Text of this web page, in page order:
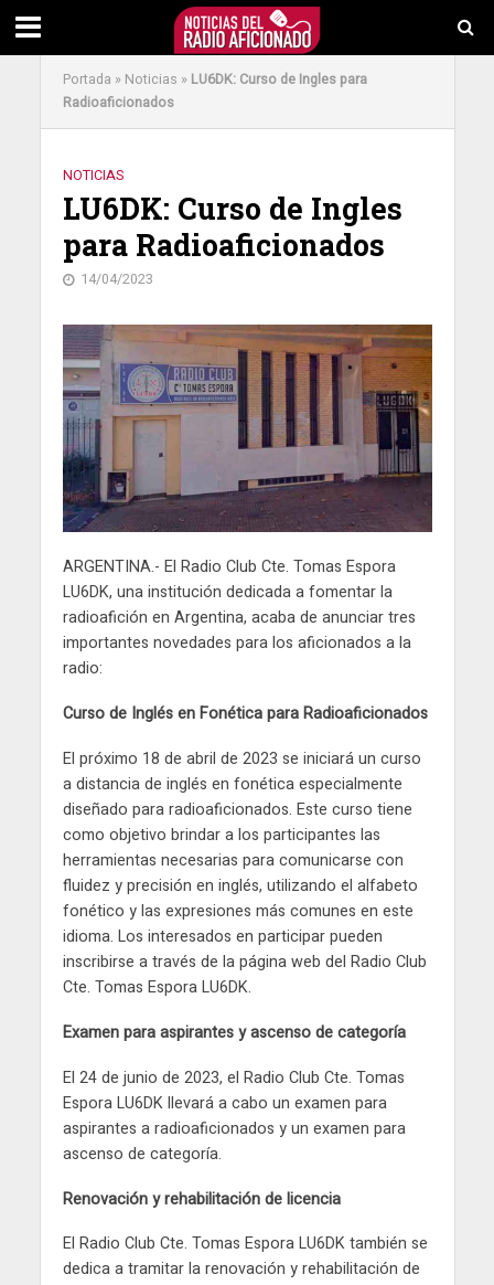
Portada » Noticias » LU6DK: Curso de Ingles para
Radioaficionados
NOTICIAS
LU6DK: Curso de Ingles
para Radioaficionados
14/04/2023
ARGENTINA.- El Radio Club Cte. Tomas Espora
LU6DK, una institución dedicada a fomentar la
radioafición en Argentina, acaba de anunciar tres
importantes novedades para los aficionados a la
radio:
Curso de Inglés en Fonética para Radioaficionados
El próximo 18 de abril de 2023 se iniciará un curso
a distancia de inglés en fonética especialmente
diseñado para radioaficionados. Este curso tiene
como objetivo brindar a los participantes las
herramientas necesarias para comunicarse con
fluidez y precisión en inglés, utilizando el alfabeto
fonético y las expresiones más comunes en este
idioma. Los interesados en participar pueden
inscribirse a través de la página web del Radio Club
Cte. Tomas Espora LU6DK.
Examen para aspirantes y ascenso de categoría
El 24 de junio de 2023, el Radio Club Cte. Tomas
Espora LU6DK llevará a cabo un examen para
aspirantes a radioaficionados y un examen para
ascenso de categoría.
Renovación y rehabilitación de licencia
El Radio Club Cte. Tomas Espora LU6DK también se
dedica a tramitar la renovación y rehabilitación de